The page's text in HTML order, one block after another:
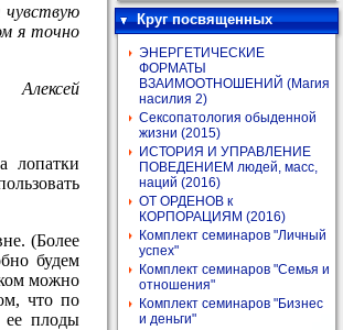
я точно
Алексей
лопатки
(Более
будем
можно
что по
ее плоды
Круг посвященных
ЭНЕРГЕТИЧЕСКИЕ
ФОРМАТЫ
ВЗАИМООТНОШЕНИЙ (Магия
насилия 2)
Сексопатология обыденной
жизни (2015)
ИСТОРИЯ И УПРАВЛЕНИЕ
ПОВЕДЕНИЕМ людей, масс,
наций (2016)
ОТ ОРДЕНОВ к
КОРПОРАЦИЯМ (2016)
Комплект семинаров "Личный
успех"
Комплект семинаров "Семья и
отношения"
Комплект семинаров "Бизнес
и деньги"